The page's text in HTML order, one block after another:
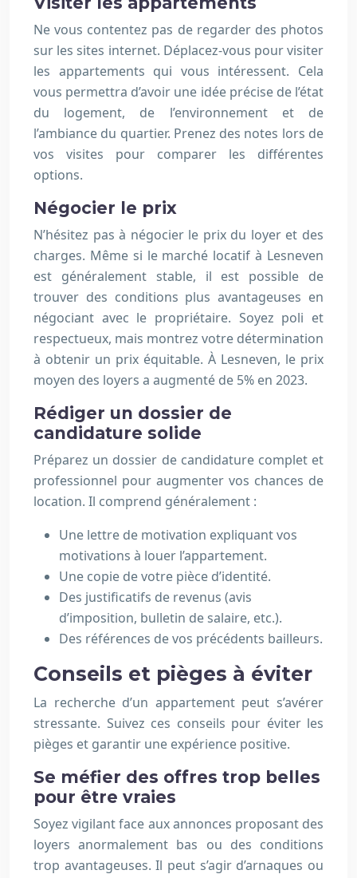
Ne vous contentez pas de regarder des photos
sur les sites internet. Déplacez-vous pour visiter
les appartements qui vous intéressent. Cela
vous permettra d’avoir une idée précise de l’état
du logement, de l’environnement et de
l’ambiance du quartier. Prenez des notes lors de
vos visites pour comparer les différentes
options.
Négocier le prix
N’hésitez pas à négocier le prix du loyer et des
charges. Même si le marché locatif à Lesneven
est généralement stable, il est possible de
trouver des conditions plus avantageuses en
négociant avec le propriétaire. Soyez poli et
respectueux, mais montrez votre détermination
à obtenir un prix équitable. À Lesneven, le prix
moyen des loyers a augmenté de 5% en 2023.
Rédiger un dossier de
candidature solide
Préparez un dossier de candidature complet et
professionnel pour augmenter vos chances de
location. Il comprend généralement :
Une lettre de motivation expliquant vos
motivations à louer l’appartement.
Une copie de votre pièce d’identité.
Des justificatifs de revenus (avis
d’imposition, bulletin de salaire, etc.).
Des références de vos précédents bailleurs.
Conseils et pièges à éviter
La recherche d’un appartement peut s’avérer
stressante. Suivez ces conseils pour éviter les
pièges et garantir une expérience positive.
Se méfier des offres trop belles
pour être vraies
Soyez vigilant face aux annonces proposant des
loyers anormalement bas ou des conditions
trop avantageuses. Il peut s’agir d’arnaques ou